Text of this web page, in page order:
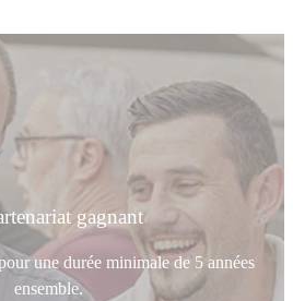
gagnant
une durée minimale de 5 années
ensemble.